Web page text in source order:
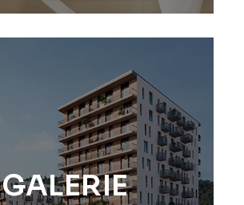
GALERIE